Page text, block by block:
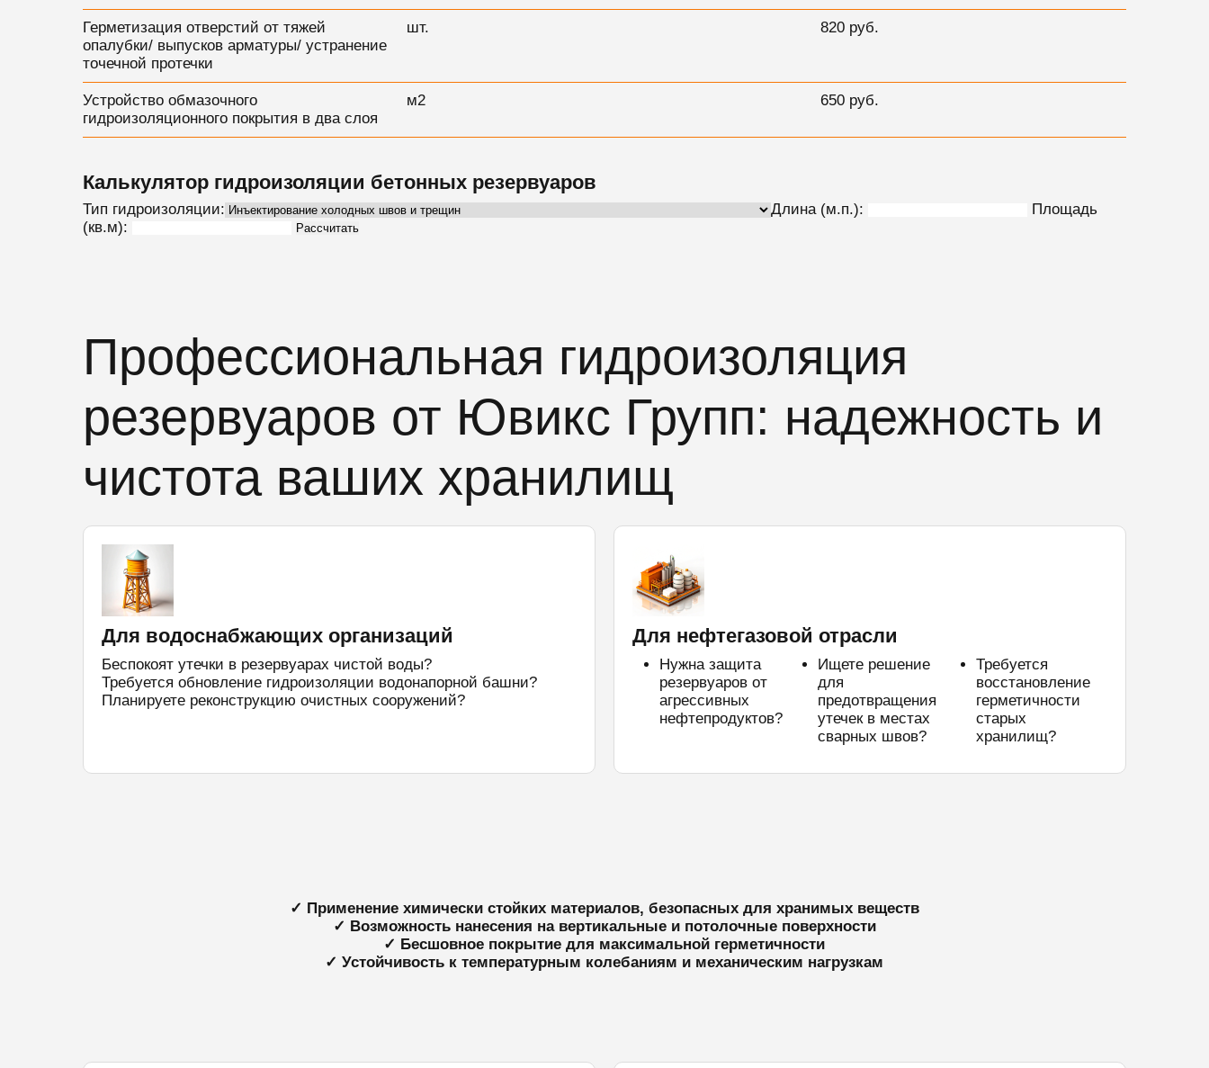
Герметизация отверстий от тяжей
опалубки/ выпусков арматуры/ устранение
точечной протечки
шт. 820 руб.
Устройство обмазочного
гидроизоляционного покрытия в два слоя
м2 650 руб.
Калькулятор гидроизоляции бетонных резервуаров
Тип гидроизоляции: Длина (м.п.):
Площадь
(кв.м):
Рассчитать
Профессиональная гидроизоляция
резервуаров от Ювикс Групп: надежность и
чистота ваших хранилищ
Для водоснабжающих организаций
Беспокоят утечки в резервуарах чистой воды?
Требуется обновление гидроизоляции водонапорной башни?
Планируете реконструкцию очистных сооружений?
Для нефтегазовой отрасли
Нужна защита
резервуаров от
агрессивных
нефтепродуктов?
Ищете решение
для
предотвращения
утечек в местах
сварных швов?
Требуется
восстановление
герметичности
старых
хранилищ?
✓ Применение химически стойких материалов, безопасных для хранимых веществ
✓ Возможность нанесения на вертикальные и потолочные поверхности
✓ Бесшовное покрытие для максимальной герметичности
✓ Устойчивость к температурным колебаниям и механическим нагрузкам